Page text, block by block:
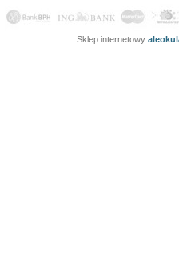
Sklep internetowy